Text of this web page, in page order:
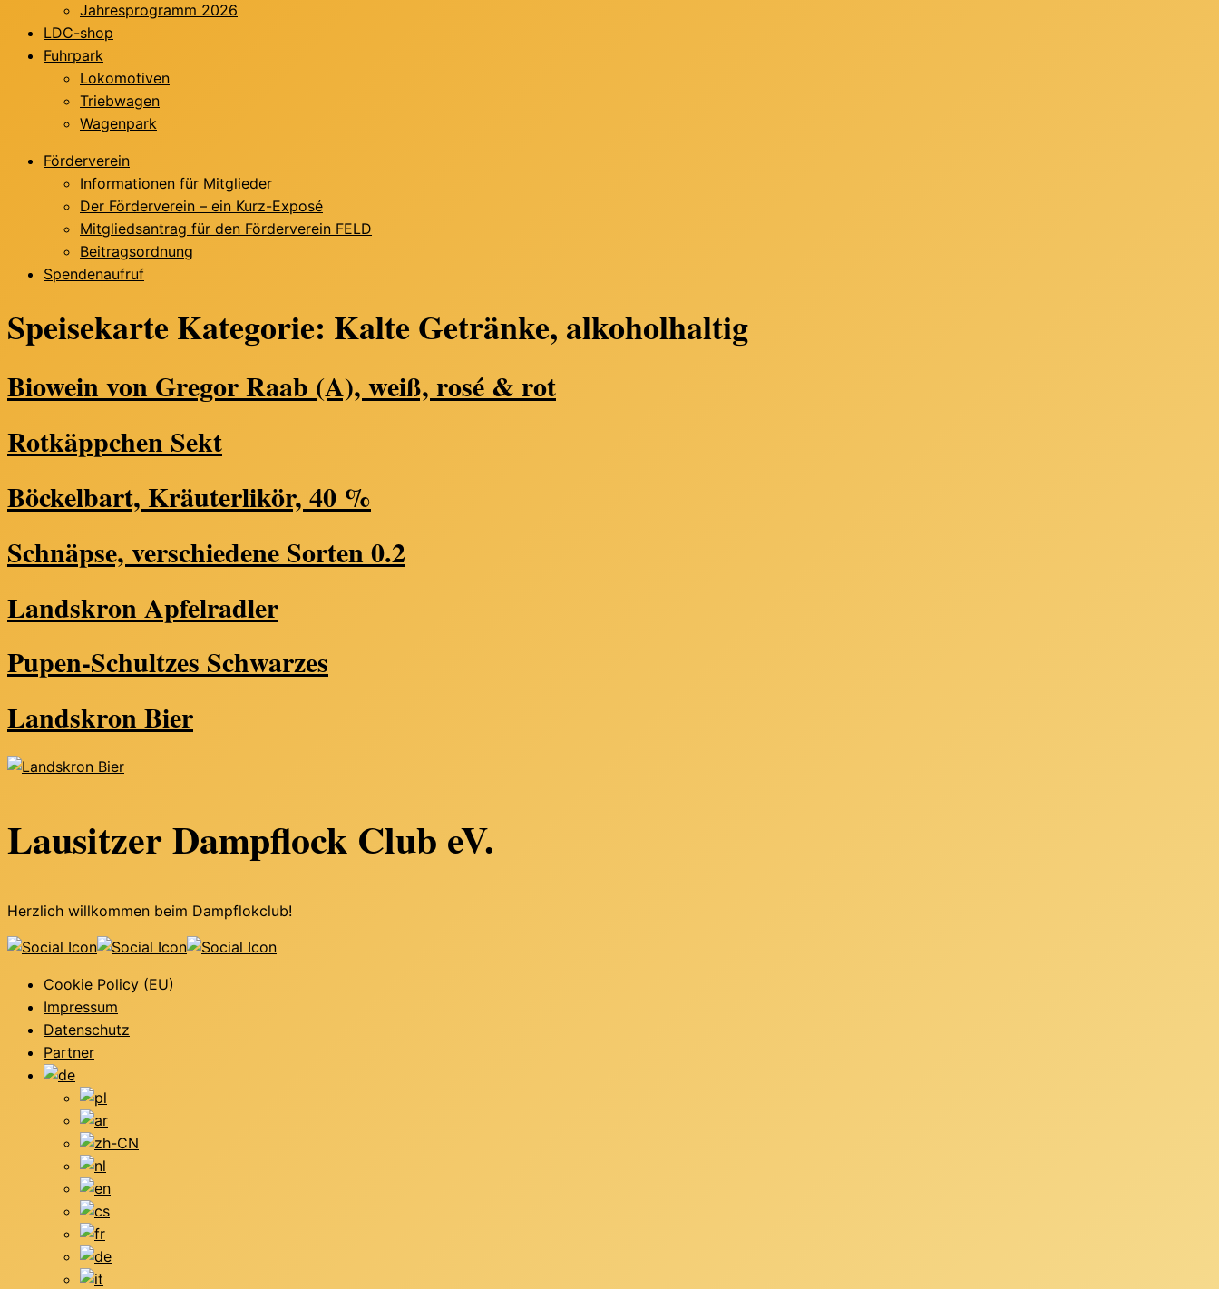
Jahresprogramm 2026
LDC-shop
Fuhrpark
Lokomotiven
Triebwagen
Wagenpark
Förderverein
Informationen für Mitglieder
Der Förderverein – ein Kurz-Exposé
Mitgliedsantrag für den Förderverein FELD
Beitragsordnung
Spendenaufruf
Speisekarte Kategorie: Kalte Getränke, alkoholhaltig
Biowein von Gregor Raab (A), weiß, rosé & rot
Rotkäppchen Sekt
Böckelbart, Kräuterlikör, 40 %
Schnäpse, verschiedene Sorten 0.2
Landskron Apfelradler
Pupen-Schultzes Schwarzes
Landskron Bier
Lausitzer Dampflock Club eV.
Herzlich willkommen beim Dampflokclub!
Cookie Policy (EU)
Impressum
Datenschutz
Partner